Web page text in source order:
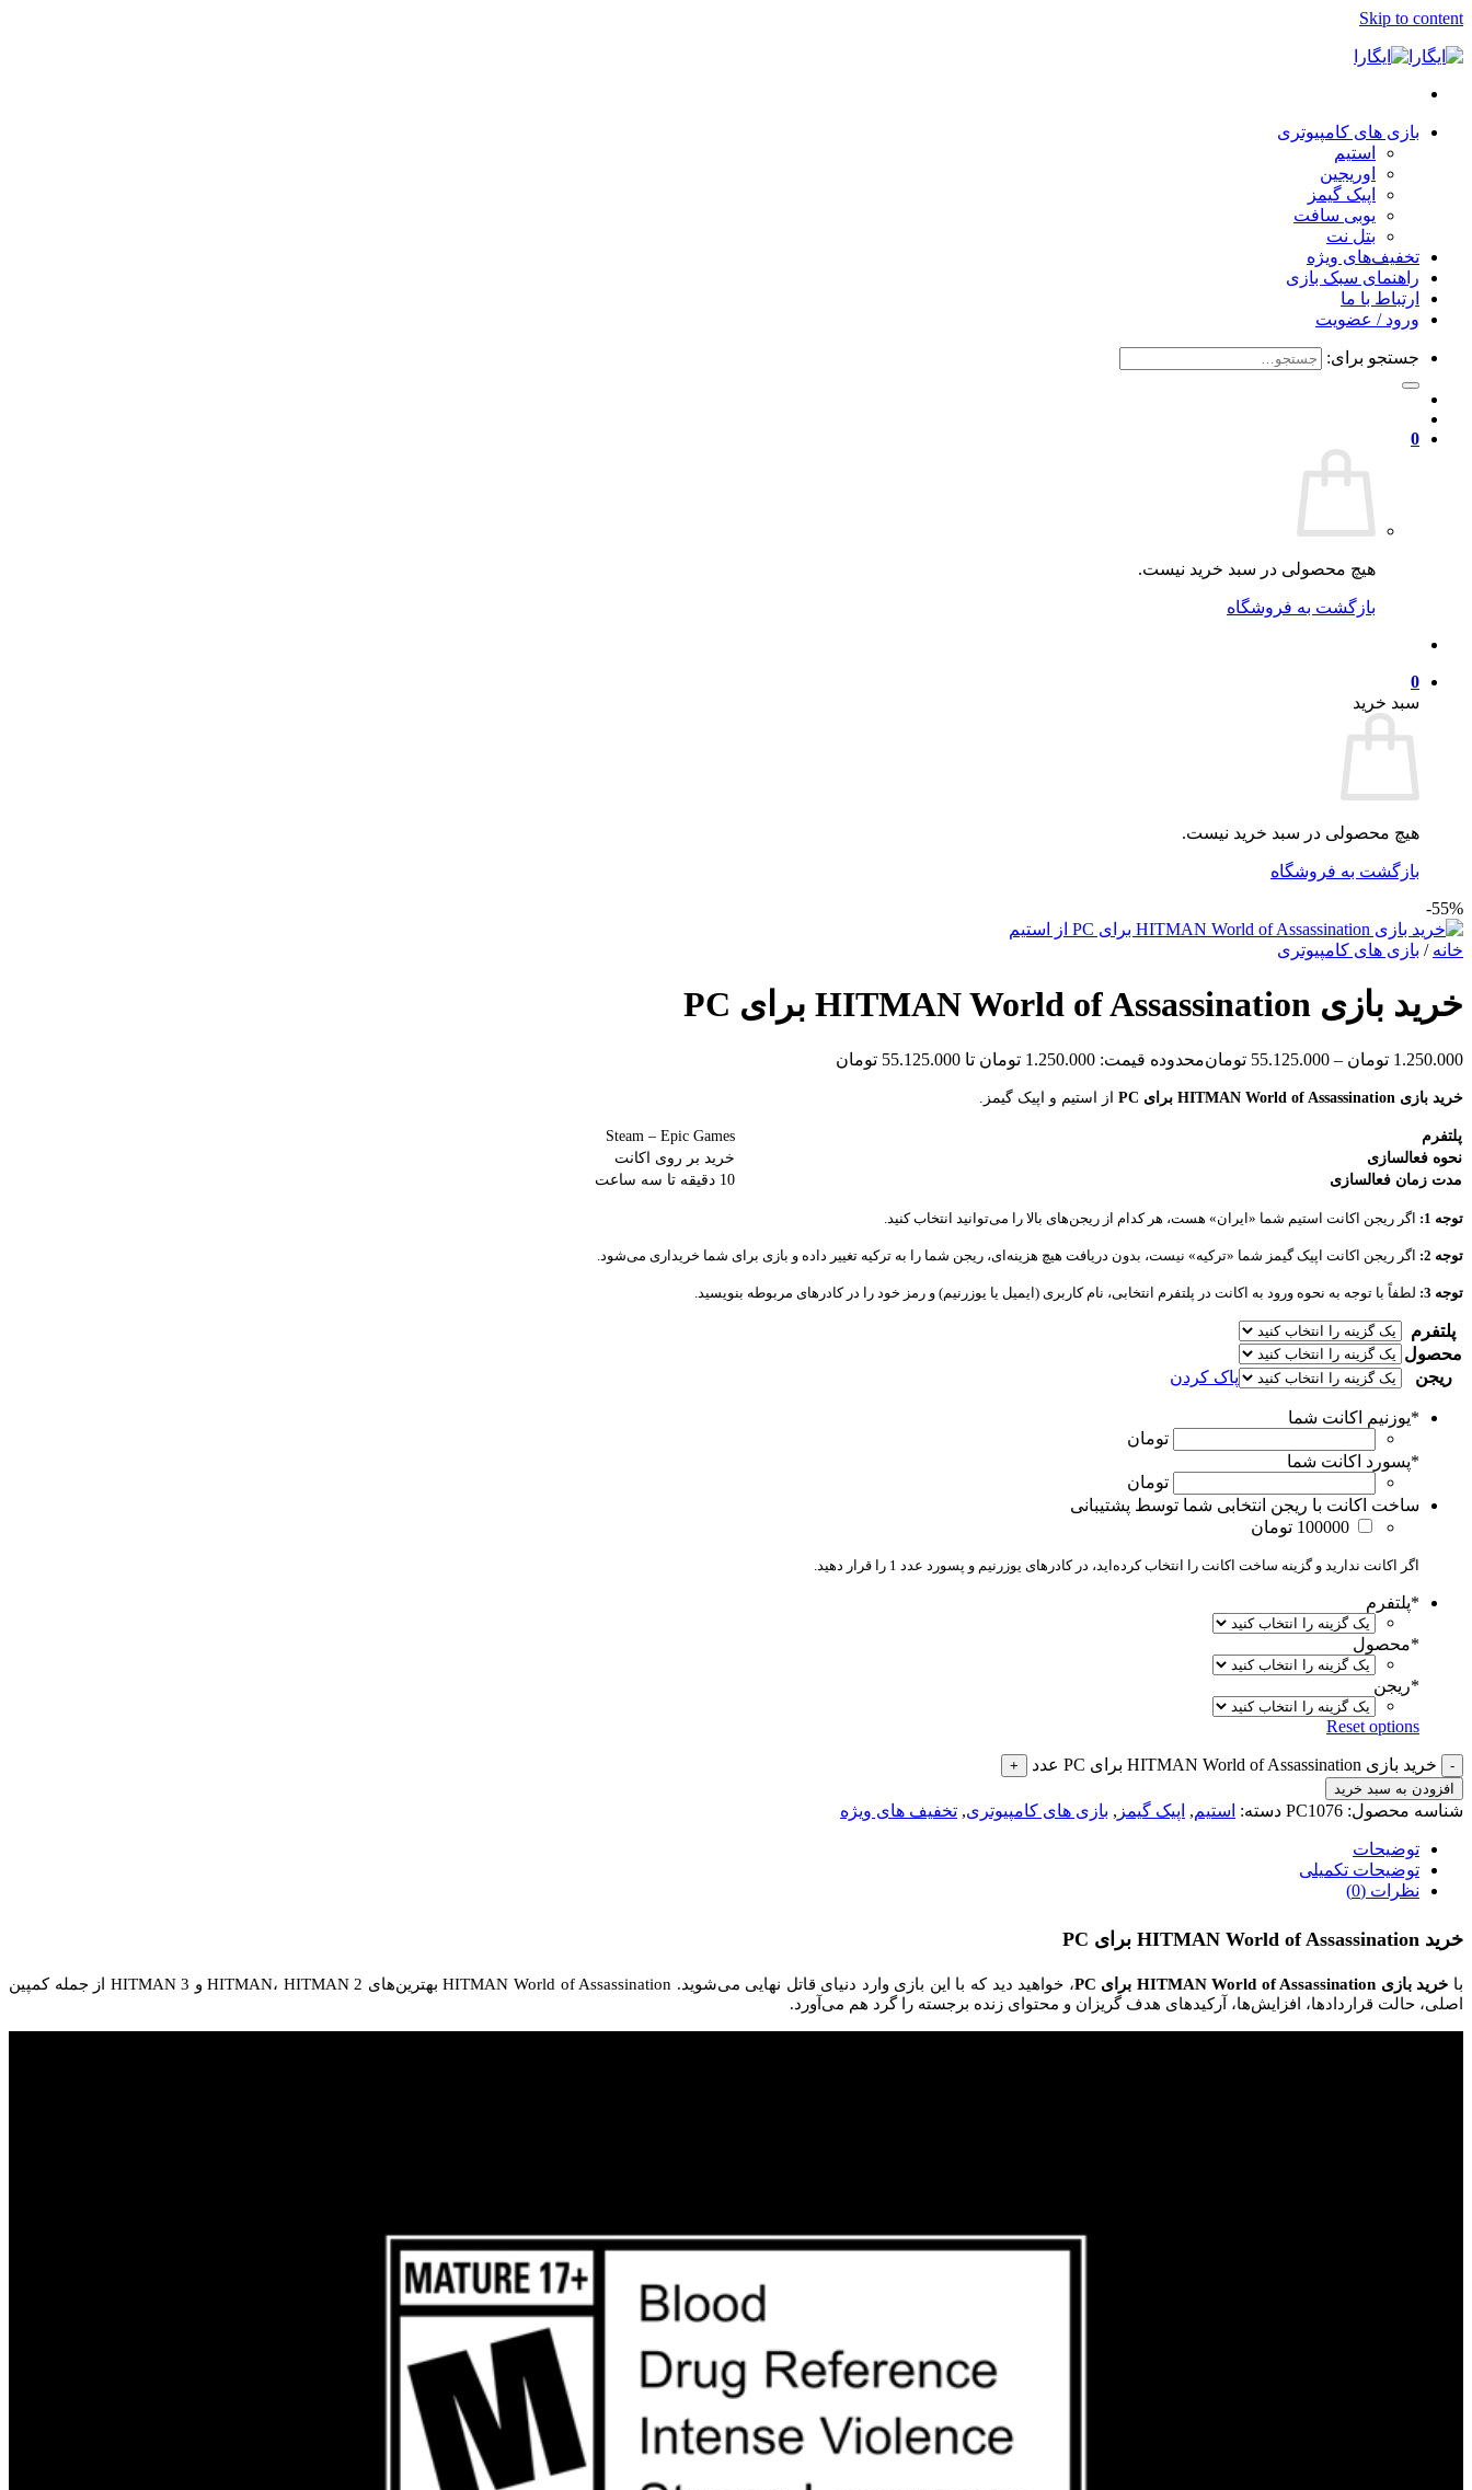
Skip to content
بازی های کامپیوتری
استیم
اوریجین
اپیک گیمز
یوبی سافت
بتل نت
تخفیف‌های ویژه
راهنمای سبک بازی
ارتباط با ما
ورود / عضویت
جستجو برای:
0
هیچ محصولی در سبد خرید نیست.
بازگشت به فروشگاه
0
سبد خرید
هیچ محصولی در سبد خرید نیست.
بازگشت به فروشگاه
55%-
خانه / بازی های کامپیوتری
خرید بازی HITMAN World of Assassination برای PC
1.250.000 تومان –
55.125.000 تومانمحدوده قیمت: 1.250.000 تومان تا 55.125.000 تومان
خرید بازی HITMAN World of Assassination برای PC از استیم و اپیک گیمز.
پلتفرم
Steam – Epic Games
نحوه فعالسازی
خرید بر روی اکانت
مدت زمان فعالسازی
10 دقیقه تا سه ساعت
توجه 1: اگر ریجن اکانت استیم شما «ایران» هست، هر کدام از ریجن‌های بالا را می‌توانید انتخاب کنید.
توجه 2: اگر ریجن اکانت اپیک گیمز شما «ترکیه» نیست، بدون دریافت هیچ هزینه‌ای، ریجن شما را به ترکیه تغییر داده و بازی برای شما خریداری می‌شود.
توجه 3: لطفاً با توجه به نحوه ورود به اکانت در پلتفرم انتخابی، نام کاربری (ایمیل یا یوزرنیم) و رمز خود را در کادرهای مربوطه بنویسید.
پلتفرم
محصول
ریجن
پاک کردن
*یوزنیم اکانت شما
تومان
*پسورد اکانت شما
تومان
ساخت اکانت با ریجن انتخابی شما توسط پشتیبانی
100000 تومان
اگر اکانت ندارید و گزینه ساخت اکانت را انتخاب کرده‌اید، در کادرهای یوزرنیم و پسورد عدد 1 را قرار دهید.
*پلتفرم
*محصول
*ریجن
Reset options
خرید بازی HITMAN World of Assassination برای PC عدد
افزودن به سبد خرید
شناسه محصول: PC1076 دسته: استیم, اپیک گیمز , بازی های کامپیوتری, تخفیف های ویژه
توضیحات
توضیحات تکمیلی
نظرات (0)
خرید HITMAN World of Assassination برای PC
با خرید بازی HITMAN World of Assassination برای PC
، خواهید دید که با این بازی وارد دنیای قاتل نهایی می‌شوید. HITMAN World of Assassination بهترین‌های HITMAN، HITMAN 2 و HITMAN 3 از جمله کمپین
اصلی، حالت قراردادها، افزایش‌ها، آرکیدهای هدف گریزان و محتوای زنده برجسته را گرد هم می‌آورد.